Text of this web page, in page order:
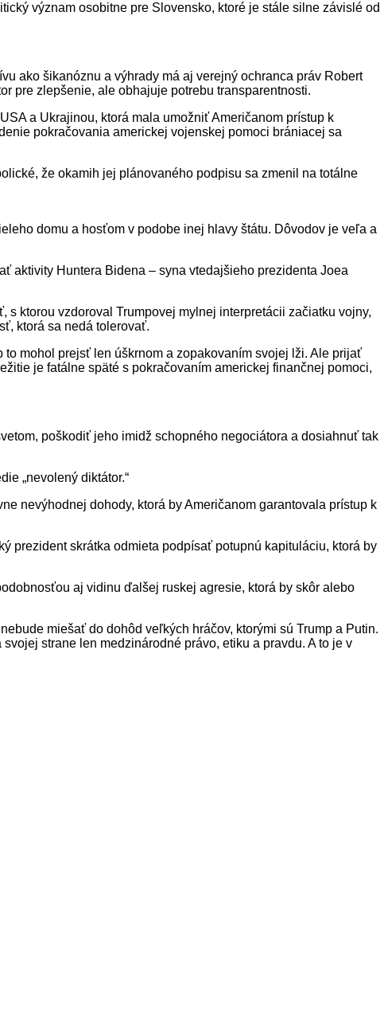
význam osobitne pre Slovensko, ktoré je stále silne závislé od
ako šikanóznu a výhrady má aj verejný ochranca práv Robert
pre zlepšenie, ale obhajuje potrebu transparentnosti.
a Ukrajinou, ktorá mala umožniť Američanom prístup k
pokračovania americkej vojenskej pomoci brániacej sa
že okamih jej plánovaného podpisu sa zmenil na totálne
domu a hosťom v podobe inej hlavy štátu. Dôvodov je veľa a
aktivity Huntera Bidena – syna vtedajšieho prezidenta Joea
ktorou vzdoroval Trumpovej mylnej interpretácii začiatku vojny,
ktorá sa nedá tolerovať.
mohol prejsť len úškrnom a zopakovaním svojej lži. Ale prijať
je fatálne späté s pokračovaním americkej finančnej pomoci,
poškodiť jeho imidž schopného negociátora a dosiahnuť tak
„nevolený diktátor.“
nevýhodnej dohody, ktorá by Američanom garantovala prístup k
prezident skrátka odmieta podpísať potupnú kapituláciu, ktorá by
aj vidinu ďalšej ruskej agresie, ktorá by skôr alebo
miešať do dohôd veľkých hráčov, ktorými sú Trump a Putin.
strane len medzinárodné právo, etiku a pravdu. A to je v